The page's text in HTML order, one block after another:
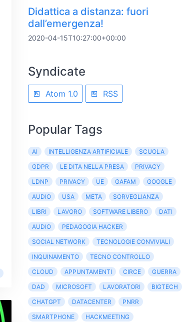
Didattica a distanza: fuori
dall’emergenza!
2020-04-15T10:27:00+00:00
Syndicate
Atom 1.0 RSS
Popular Tags
AI INTELLIGENZA ARTIFICIALE
SCUOLA
GDPR
LE DITA NELLA PRESA
PRIVACY
LDNP
PRIVACY UE GAFAM
GOOGLE
AUDIO
USA META
SORVEGLIANZA
LIBRI
LAVORO SOFTWARE LIBERO
DATI
AUDIO
PEDAGOGIA HACKER
SOCIAL NETWORK
TECNOLOGIE CONVIVIALI
INQUINAMENTO
TECNO CONTROLLO
CLOUD
APPUNTAMENTI CIRCE
GUERRA
DAD
MICROSOFT LAVORATORI
BIGTECH
CHATGPT
DATACENTER
PNRR
SMARTPHONE
HACKMEETING